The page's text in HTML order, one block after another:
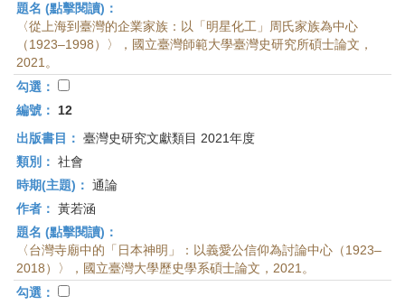
題名 (點擊閱讀)：
〈從上海到臺灣的企業家族：以「明星化工」周氏家族為中心
（1923–1998）〉，國立臺灣師範大學臺灣史研究所碩士論文，
2021。
勾選：
編號：
12
出版書目： 臺灣史研究文獻類目 2021年度
類別： 社會
時期(主題)： 通論
作者： 黃若涵
題名 (點擊閱讀)：
〈台灣寺廟中的「日本神明」：以義愛公信仰為討論中心（1923–
2018）〉，國立臺灣大學歷史學系碩士論文，2021。
勾選：